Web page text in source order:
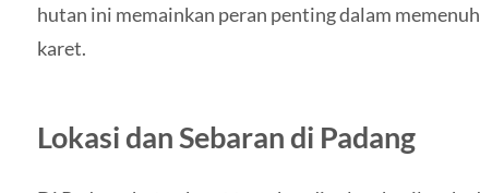
hutan ini memainkan peran penting dalam
karet.
Lokasi dan Sebaran di Padang